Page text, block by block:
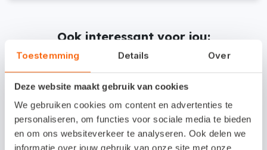
Toestemming Details Over
Deze website maakt gebruik van cookies
We gebruiken cookies om content en advertenties te
personaliseren, om functies voor sociale media te bieden
en om ons websiteverkeer te analyseren. Ook delen we
informatie over jouw gebruik van onze site met onze
Ook interessant voor jou: